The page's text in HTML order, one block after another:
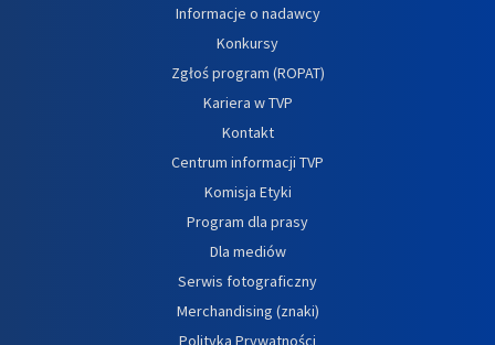
Informacje o nadawcy
Konkursy
Zgłoś program (ROPAT)
Kariera w TVP
Kontakt
Centrum informacji TVP
Komisja Etyki
Program dla prasy
Dla mediów
Serwis fotograficzny
Merchandising (znaki)
Polityka Prywatności